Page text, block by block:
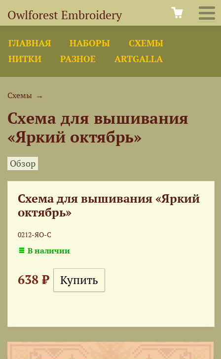
Owlforest Embroidery
ГЛАВНАЯ НАБОРЫ
СХЕМЫ
НИТКИ
РАЗНОЕ ARTGALLA
Схемы →
Схема для вышивания
«Яркий октябрь»
Обзор
Схема для вышивания «Яркий
октябрь»
0212-ЯО-С
В наличии
638 ₽